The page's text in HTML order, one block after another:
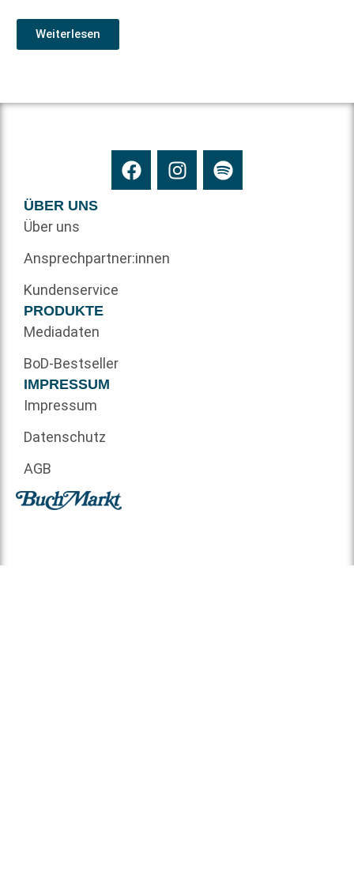
Weiterlesen
ÜBER UNS
Über uns
Ansprechpartner:innen
Kundenservice
PRODUKTE
Mediadaten
BoD-Bestseller
IMPRESSUM
Impressum
Datenschutz
AGB